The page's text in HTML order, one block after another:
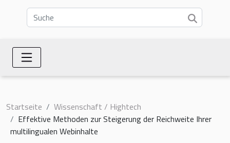
Startseite
Wissenschaft / Hightech
Effektive Methoden zur Steigerung der Reichweite Ihrer
multilingualen Webinhalte